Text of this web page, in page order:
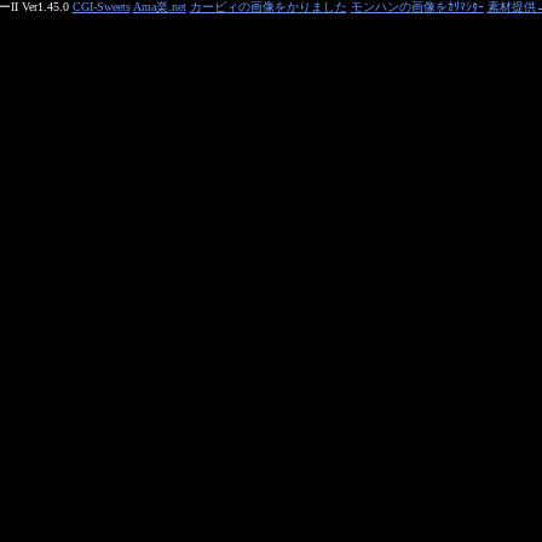
II Ver1.45.0 CGI-Sweets Ama楽.net カービィの画像をかりました モンハンの画像をｶﾘﾏｼﾀｰ 素材提供